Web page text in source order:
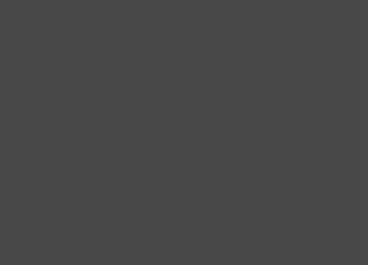
La Bussola Rinsavita- rotte per il protagonismo delle/dei